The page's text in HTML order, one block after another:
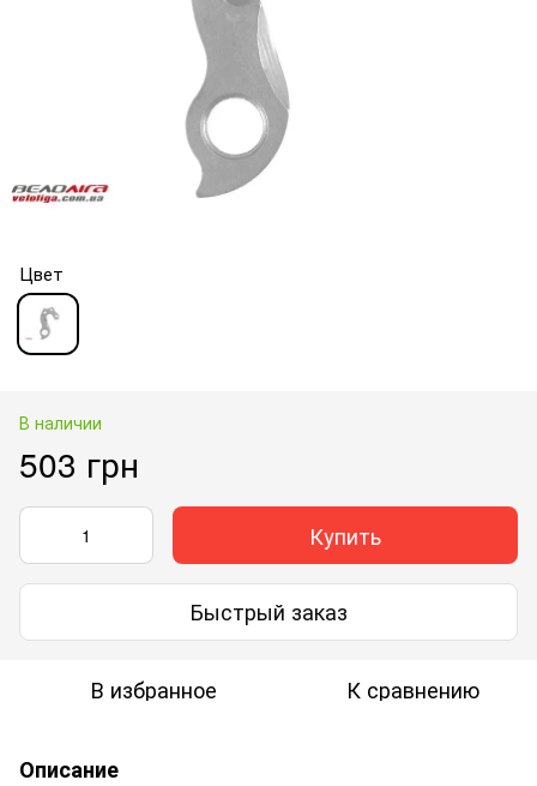
Цвет
В наличии
503 грн
Купить
Быстрый заказ
В избранное К сравнению
Описание